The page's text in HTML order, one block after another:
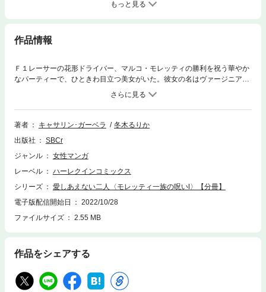
もっと見る
作品情報
Ｆ１レーサーの花形ドライバー、マルコ・モレッティの勝利を祝う華やか
なパーティーで、ひときわ目立つ美女がいた。彼女の名はヴァージニア。
彼女は悲壮な決意でこの場に現れたのだ。それはヴァージニアの祖母がモ
レッティ一族にかけたある呪いを解くためだった。だが、そのためには、
彼女がモレッティの誰かと愛のない結婚をして、子供を産む必要があっ
た。そんなことはまるで知らないマルコは、ひと目で彼女に恋心を抱いて
著者 キャサリン･ガーベラ
冬木るりか
出版社
SBCr
ジャンル
女性マンガ
レーベル
ハーレクインコミックス
シリーズ
愛しあえない二人〈モレッティ一族の呪いⅠ〉【分冊】
電子版配信開始日
2022/10/28
ファイルサイズ
2.55 MB
作品をシェアする